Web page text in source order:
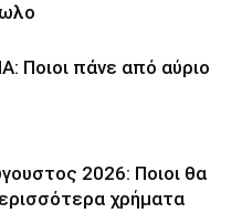
Ποιοι πάνε από αύριο
2026: Ποιοι θα
χρήματα